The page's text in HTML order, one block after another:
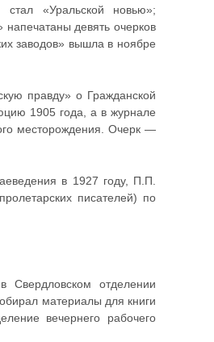
стал «Уральской новью»;
девять очерков
заводов» вышла в ноябре
правду» о Гражданской
1905 года, а в журнале
месторождения. Очерк —
в 1927 году, П.П.
писателей) по
Свердловском отделении
материалы для книги
вечернего рабочего